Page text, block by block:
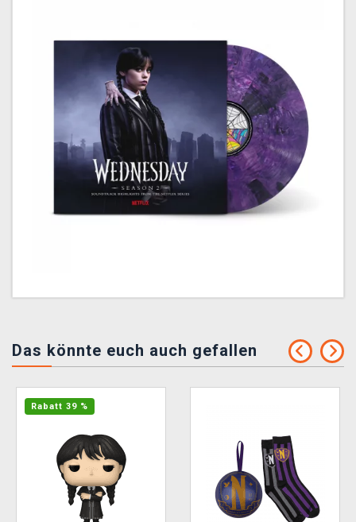
Das könnte euch auch gefallen
Rabatt 39 %